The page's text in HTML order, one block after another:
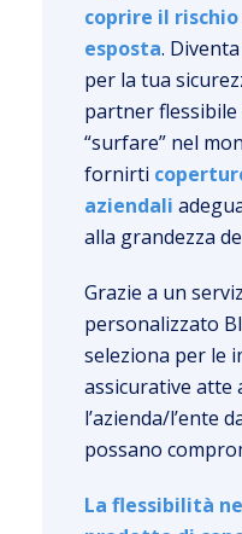
coprire il
esposta.
per la tua
partner flessibile
“surfare” nel
fornirti
aziendali
alla grandezza
Grazie a un
personalizzato
seleziona per le
assicurative atte
l’azienda/l’ente
possano
La flessibilità